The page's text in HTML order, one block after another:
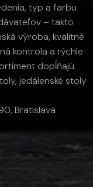
typ a farbu
– takto
výroba, kvalitné
kontrola a rýchle
dopĺňajú
jedálenské stoly
Bratislava